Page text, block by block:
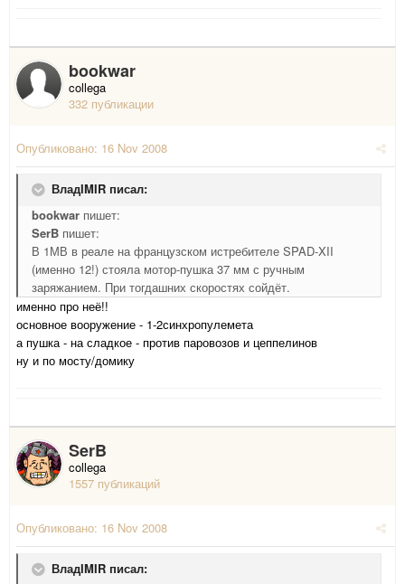
bookwar
collega
332 публикации
Опубликовано: 16 Nov 2008
ВладIMIR писал:
bookwar пишет:
SerB пишет:
В 1МВ в реале на французском истребителе SPAD-XII
(именно 12!) стояла мотор-пушка 37 мм с ручным
заряжанием. При тогдашних скоростях сойдёт.
именно про неё!!
основное вооружение - 1-2синхропулемета
а пушка - на сладкое - против паровозов и цеппелинов
ну и по мосту/домику
SerB
collega
1557 публикаций
Опубликовано: 16 Nov 2008
ВладIMIR писал: